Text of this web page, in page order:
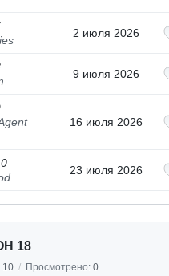
2 июля 2026
9 июля 2026
16 июля 2026
23 июля 2026
18
10 / Просмотрено: 0